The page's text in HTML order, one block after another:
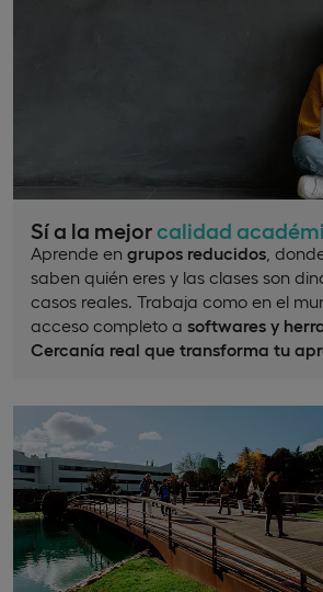
Sí a la mejorcalidad
Aprende en grupos reducidos ,
saben quién eres y las clases son
casos reales. Trabaja como en el
acceso completo a softwares y
Cercanía real que transforma tu